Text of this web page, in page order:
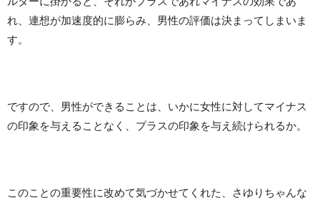
れ、連想が加速度的に膨らみ、男性の評価は決まってしまいま
す。
ですので、男性ができることは、いかに女性に対してマイナス
の印象を与えることなく、プラスの印象を与え続けられるか。
このことの重要性に改めて気づかせてくれた、さゆりちゃんな